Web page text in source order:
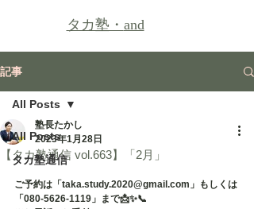
タカ塾・and
記事
All Posts
タカ塾通信
All Posts
【タカ塾通信 vol.663】「2月」
塾長たかし
2023年1月28日
ご予約は「taka.study.2020@gmail.com」もしくは
「080-5626-1119」まで📩✨📞